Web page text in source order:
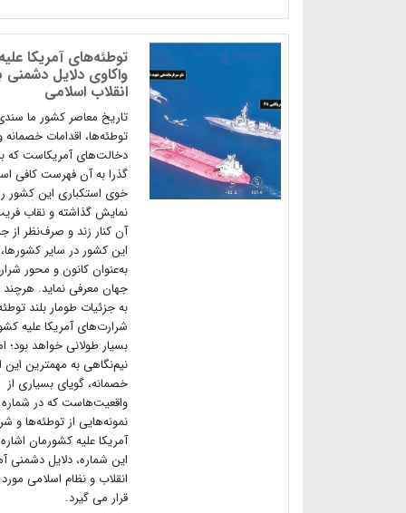
توطئه‌های آمریکا
واکاوی دلایل دشمنی
انقلاب اسلامی
تاریخ معاصر کشور ما
توطئه‌ها، اقدامات خصمانه
دخالت‌های آمریکاست که
گذرا به آن فهرست کافی
خوی استکباری این کشور
نمایش گذاشته و نقاب
آن کنار زند و صرف‌نظر از
این کشور در سایر
به‌عنوان کانون و محور
جهان معرفی نماید. هرچند
به جزئیات طومار بلند
شرارت‌های آمریکا علیه
بسیار طولانی خواهد بود؛
نیم‌نگاهی به مهمترین این
خصمانه، گویای بسیاری از
واقعیت‌هاست که در
نمونه‌هایی از توطئه‌ها و
آمریکا علیه کشورمان
این شماره، دلایل دشمنی
انقلاب و نظام اسلامی
قرار می گیرد.